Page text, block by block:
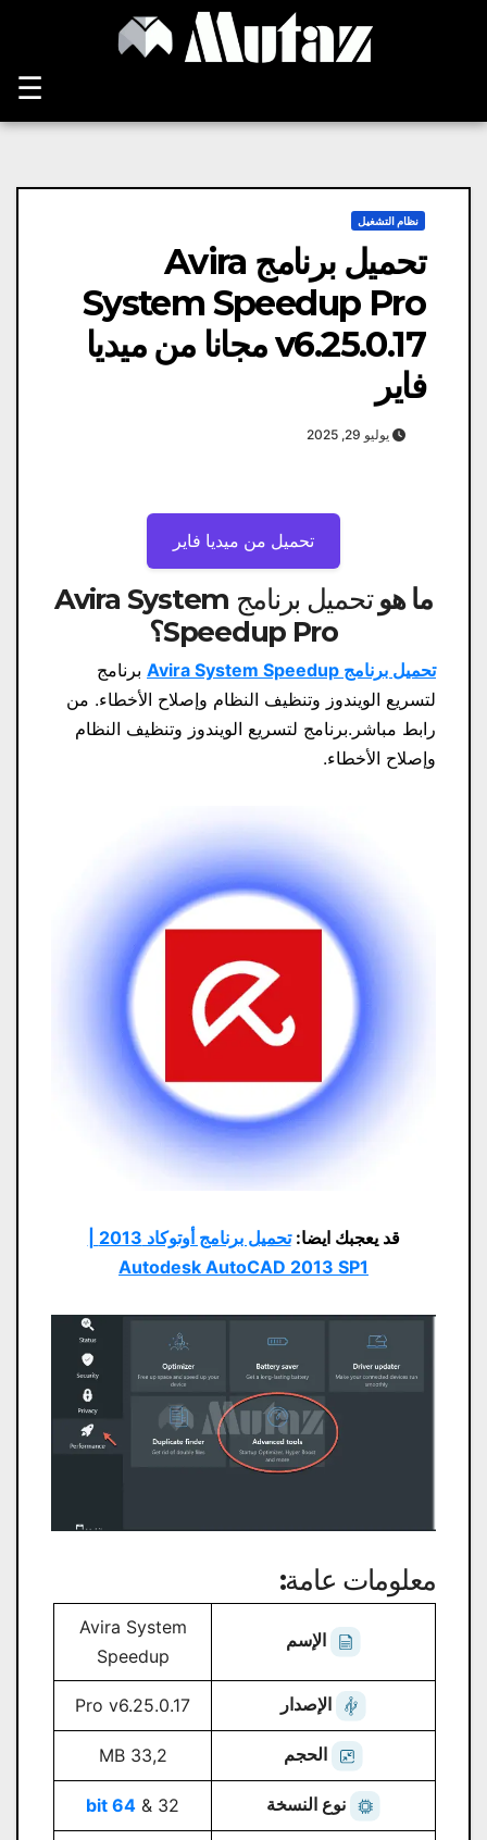
☰
نظام التشغيل
تحميل برنامج Avira
System Speedup Pro
v6.25.0.17 مجانا من ميديا ​​
فاير
يوليو 29, 2025
تحميل من ميديا ​​فاير
ما هو
تحميل برنامج Avira System
Speedup Pro؟
تحميل برنامج Avira System Speedup
برنامج
لتسريع الويندوز وتنظيف النظام وإصلاح الأخطاء. من
رابط مباشر.برنامج لتسريع الويندوز وتنظيف النظام
وإصلاح الأخطاء.
قد يعجبك ايضا:
Autodesk AutoCAD 2013 SP1
معلومات عامة:
الإسم
Avira System
Speedup
الإصدار Pro v6.25.0.17
الحجم 33,2 MB
نوع النسخة 32 &
64 bit